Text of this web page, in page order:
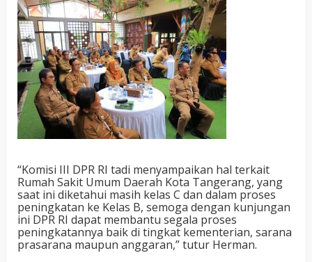
“Komisi III DPR RI tadi menyampaikan hal terkait
Rumah Sakit Umum Daerah Kota Tangerang, yang
saat ini diketahui masih kelas C dan dalam proses
peningkatan ke Kelas B, semoga dengan kunjungan
ini DPR RI dapat membantu segala proses
peningkatannya baik di tingkat kementerian, sarana
prasarana maupun anggaran,” tutur Herman.